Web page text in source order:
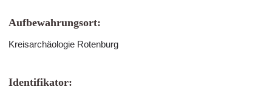
Aufbewahrungsort:
Kreisarchäologie Rotenburg
Identifikator: